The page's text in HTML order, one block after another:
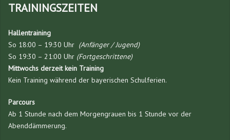
TRAININGSZEITEN
Hallentraining
So 18:00 – 19:30 Uhr (Anfänger / Jugend)
So 19:30 – 21:00 Uhr (Fortgeschrittene)
Mittwochs derzeit kein Training
Kein Training während der bayerischen Schulferien.
Parcours
Ab 1 Stunde nach dem Morgengrauen bis 1 Stunde vor der
Abenddämmerung.